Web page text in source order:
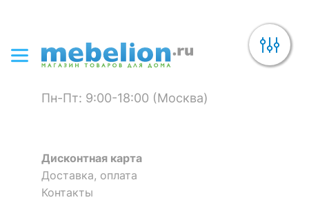
Пн-Пт: 9:00-18:00 (Москва)
Дисконтная карта
Доставка, оплата
Контакты